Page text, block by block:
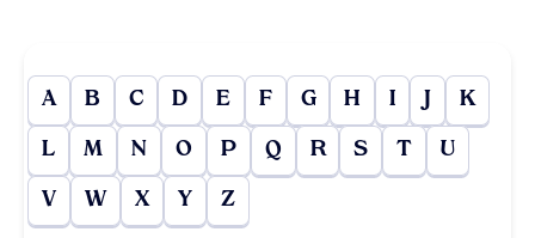
A B C D E F G H I J K
L M N O P Q R S T U
V W X Y Z